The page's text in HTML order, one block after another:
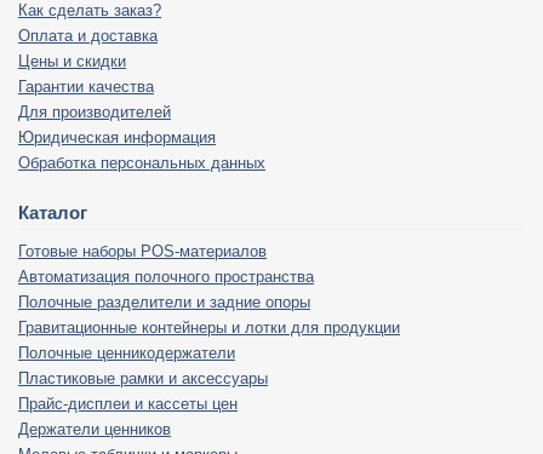
Как сделать заказ?
Оплата и доставка
Цены и скидки
Гарантии качества
Для производителей
Юридическая информация
Обработка персональных данных
Каталог
Готовые наборы POS-материалов
Автоматизация полочного пространства
Полочные разделители и задние опоры
Гравитационные контейнеры и лотки для продукции
Полочные ценникодержатели
Пластиковые рамки и аксессуары
Прайс-дисплеи и кассеты цен
Держатели ценников